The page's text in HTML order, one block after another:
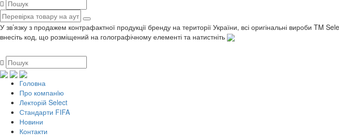
У зв’язку з продажем контрафактної продукції бренду на території України, всі оригінальні вироби
внесіть код, що розміщений на голографічному елементі та натистніть
Головна
Про компанiю
Лекторій Select
Стандарти FIFA
Новини
Контакти